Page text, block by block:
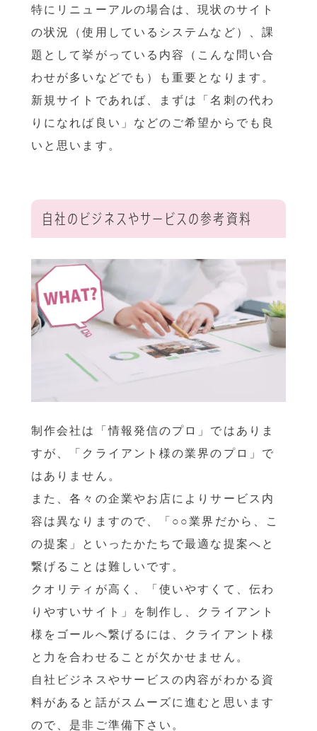
特にリニューアルの場合は、現状のサイト
の状況（使用しているシステムなど）、課
題として挙がっている内容（こんな問い合
わせが多いなどでも）も重要となります。
新規サイトであれば、まずは「名刺の代わ
りになれば良い」などのご希望からでも良
いと思います。
自社のビジネスやサービスの参考資料
制作会社は「情報発信のプロ」ではありま
すが、「クライアント様の業界のプロ」で
はありません。
また、各々の企業やお店によりサービス内
容は異なりますので、「○○業界だから、こ
の提案」といったかたちで最適な提案へと
繋げることは難しいです。
クオリティが高く、「使いやすくて、伝わ
りやすいサイト」を制作し、クライアント
様をゴールへ繋げるには、クライアント様
と力を合わせることが欠かせません。
自社ビジネスやサービスの内容がわかる資
料があると話がスムーズに進むと思います
ので、是非ご準備下さい。